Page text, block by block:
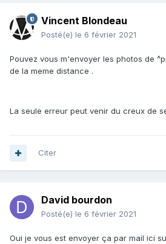
Vincent Blondeau
Posté(e) le 6 février 2021
Pouvez vous m'envoyer les photos de
de la meme distance .
La seule erreur peut venir du creux de
Citer
David bourdon
Posté(e) le 6 février 2021
Oui je vous est envoyer ça par mail ici